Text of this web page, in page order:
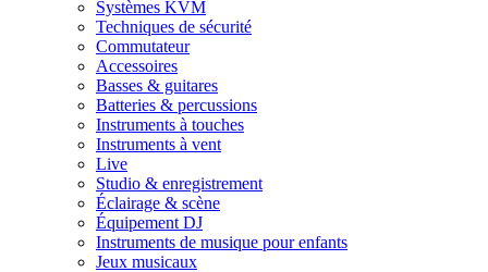
Systèmes KVM
Techniques de sécurité
Commutateur
Accessoires
Basses & guitares
Batteries & percussions
Instruments à touches
Instruments à vent
Live
Studio & enregistrement
Éclairage & scène
Équipement DJ
Instruments de musique pour enfants
Jeux musicaux